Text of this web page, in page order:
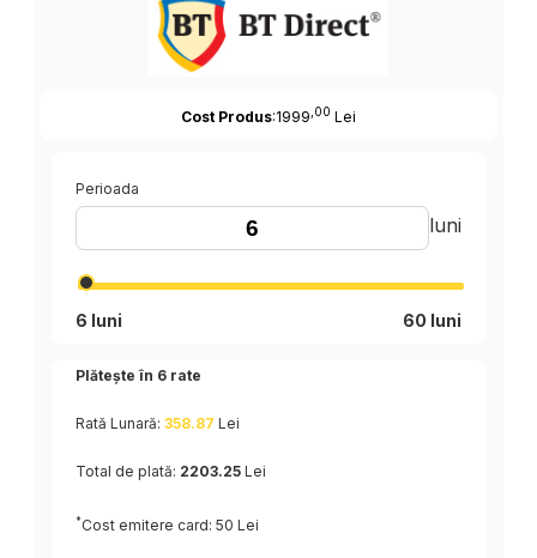
Cost Produs:1999 ,00 Lei
Perioada
luni
6 luni 60 luni
Plătește în 6 rate
Rată Lunară: 358.87 Lei
Total de plată: 2203.25 Lei
* Cost emitere card: 50 Lei